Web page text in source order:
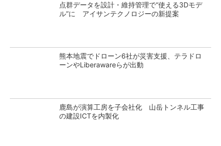
点群データを設計・維持管理で“使える3Dモデ
ル”に アイサンテクノロジーの新提案
熊本地震でドローン6社が災害支援、テラドロ
ーンやLiberawareらが出動
鹿島が演算工房を子会社化 山岳トンネル工事
の建設ICTを内製化